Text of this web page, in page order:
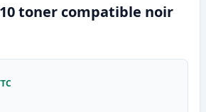
toner compatible noir